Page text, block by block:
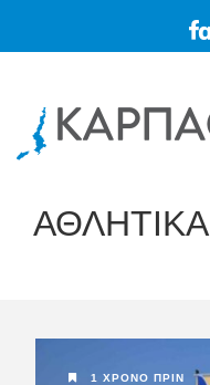
ΑΘΛΗΤΙΚΑ
1 ΧΡΌΝΟ ΠΡΙΝ